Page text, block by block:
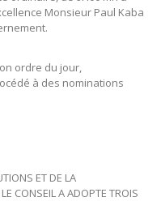
Monsieur Paul Kaba
ordre du jour,
à des nominations
ET DE LA
CONSEIL A ADOPTE TROIS